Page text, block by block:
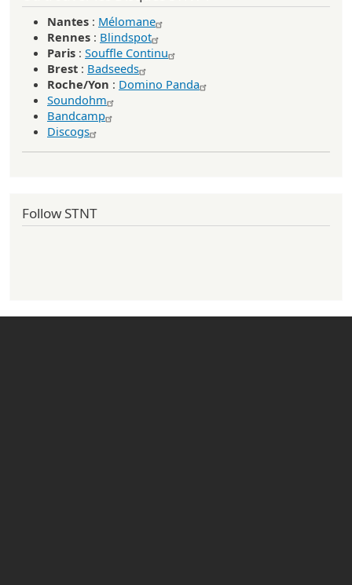
Nantes : Mélomane
Rennes : Blindspot
Paris : Souffle Continu
Brest : Badseeds
Roche/Yon : Domino Panda
Soundohm
Bandcamp
Discogs
Follow STNT